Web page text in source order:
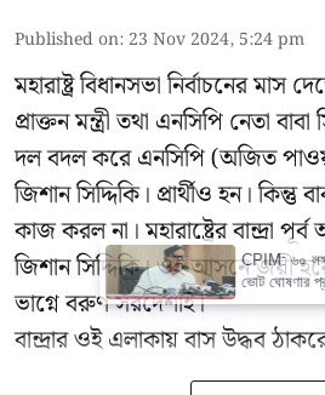
Published on: 23 Nov 2024, 5:24 pm
মহারাষ্ট্র বিধানসভা নির্বাচনের
প্রাক্তন মন্ত্রী তথা এনসিপি নেতা
দল বদল করে এনসিপি (অজিত
জিশান সিদ্দিকি। প্রার্থীও হন। কিন্তু
কাজ করল না। মহারাষ্ট্রের বান্দ্রা
জিশান সিদ্দিকি। ওই আসনে জয়ী
ভাগ্নে বরুণ সরদেশাই।
বান্দ্রার ওই এলাকায় বাস উদ্ধব
CPIM: ৬০ লক্ষ
ভোট ঘোষণার
দ্বারস্থ হবে